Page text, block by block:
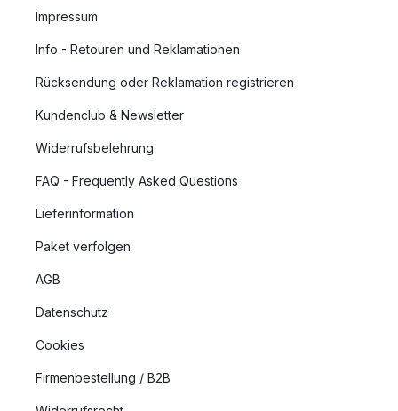
Impressum
Info - Retouren und Reklamationen
Rücksendung oder Reklamation registrieren
Kundenclub & Newsletter
Widerrufsbelehrung
FAQ - Frequently Asked Questions
Lieferinformation
Paket verfolgen
AGB
Datenschutz
Cookies
Firmenbestellung / B2B